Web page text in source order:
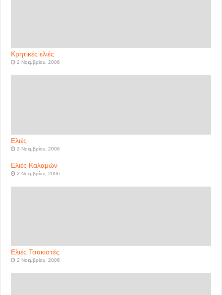
Κρητικές ελιές
2 Νοεμβρίου, 2006
Ελιές
2 Νοεμβρίου, 2006
Ελιές Καλαμών
2 Νοεμβρίου, 2006
Ελιές Τσακιστές
2 Νοεμβρίου, 2006